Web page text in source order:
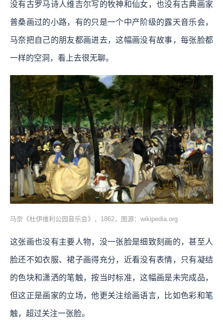
没有古罗马诗人维吉尔写的牧神和仙女，也没有古典画家
普桑画过的小路，有的只是一个中产阶级的露天音乐会，
马奈把自己的朋友都画进去，这幅画没有故事，每张脸都
一样的空洞，看上去很无聊。
马奈《杜伊维利公园音乐会》，1862，图源：wikipedia.org
这张画也没有主要人物，没一张脸是细致刻画的，甚至人
脸还不如衣服、裙子画得充分，近看没有表情，只有凝结
的色块和潇洒的笔触，按当时标准，这幅画是未完成品，
但这正是画家的立场，他更关注绘画语言，比如色彩和笔
触，超过关注一张脸。